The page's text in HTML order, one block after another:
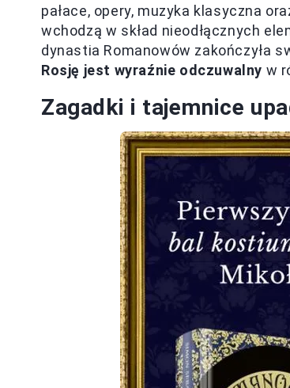
pałace, opery, muzyka klasyczna
wchodzą w skład nieodłącznych
dynastia Romanowów zakończyła
Rosję jest wyraźnie odczuwalny w
Zagadki i tajemnice